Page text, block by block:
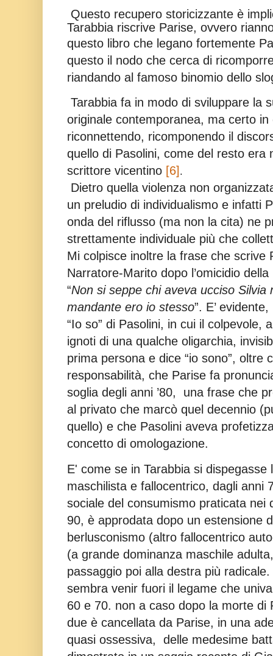
Questo recupero storicizzante è
Tarabbia riscrive Parise, ovvero
questo libro che legano fortemente
questo il nodo che cerca di
riandando al famoso binomio dello
Tarabbia fa in modo di sviluppare la
originale contemporanea, ma certo
riconnettendo, ricomponendo il
quello di Pasolini, come del resto era
scrittore vicentino [6] .
Dietro quella violenza non
un preludio di individualismo e infatti
onda del riflusso (ma non la cita) ne
strettamente individuale più che
Mi colpisce inoltre la frase che scrive
Narratore-Marito dopo l’omicidio
“Non si seppe chi aveva ucciso Silvia
mandante ero io stesso”. E’
“Io so” di Pasolini, in cui il colpevole,
ignoti di una qualche oligarchia,
prima persona e dice “io sono”, oltre
responsabilità, che Parise fa
soglia degli anni ’80, una frase che
al privato che marcò quel decennio
quello) e che Pasolini aveva
concetto di omologazione.
E' come se in Tarabbia si
maschilista e fallocentrico, dagli anni
sociale del consumismo praticata nei
90, è approdata dopo un estensione
berlusconismo (altro fallocentrico
(a grande dominanza maschile
passaggio poi alla destra più
sembra venir fuori il legame che
60 e 70. non a caso dopo la morte di
due è cancellata da Parise, in una
quasi ossessiva, delle medesime